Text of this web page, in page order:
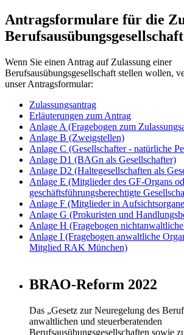
Antragsformulare für die
Berufsausübungsgesellschaft
Wenn Sie einen Antrag auf Zulassung einer
Berufsausübungsgesellschaft stellen wollen,
unser Antragsformular:
Zulassungsantrag
Erläuterungen zum Antrag
Anlage A (Fragebogen zum
Anlage B (Zweigstellen)
Anlage C (Gesellschafter - natürliche
Anlage D1 (BAGn als Gesellschafter)
Anlage D2 (Haltegesellschaften als
Anlage E (Mitglieder des GF-Organs
geschäftsführungsberechtigte
Anlage F (Mitglieder in
Anlage G (Prokuristen und
Anlage H (Fragebogen
Anlage I (Fragebogen anwaltliche
Mitglied RAK München)
BRAO-Reform 2022
Das „Gesetz zur Neuregelung des
anwaltlichen und steuerberatenden
Berufsausübungsgesellschaften sowie